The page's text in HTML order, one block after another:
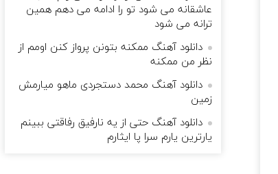
عاشقانه می شود تو را ادامه می دهم همین
ترانه می شود
دانلود آهنگ ممکنه بتونن پرواز کنن اومم از
نظر من ممکنه
دانلود آهنگ محمد دستجردی ماهو میارمش
زمین
دانلود آهنگ حتی از یه نارفیق رفاقتی ببینم
یارترین یارم سرا پا ایثارم